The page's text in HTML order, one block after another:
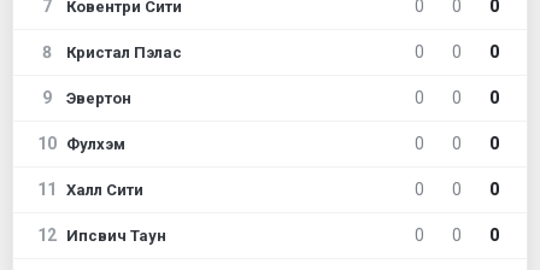
7 Ковентри Сити 0 0 0
8 Кристал Пэлас 0 0 0
9 Эвертон 0 0 0
10 Фулхэм 0 0 0
11 Халл Сити 0 0 0
12 Ипсвич Таун 0 0 0